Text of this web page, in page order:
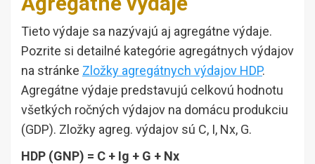
Tieto výdaje sa nazývajú aj agregátne výdaje.
Pozrite si detailné kategórie agregátnych výdajov
na stránke Zložky agregátnych výdajov HDP.
Agregátne výdaje predstavujú celkovú hodnotu
všetkých ročných výdajov na domácu produkciu
(GDP). Zložky agreg. výdajov sú C, I, Nx, G.
HDP (GNP) = C + Ig + G + Nx